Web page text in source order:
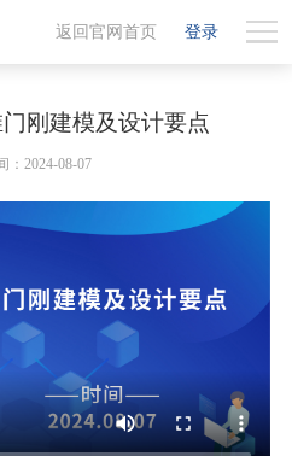
登录
返回官网首页
刚建模及设计要点
：2024-08-07